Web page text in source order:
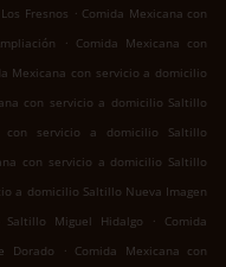
Fresnos . Comida Mexicana con
. Comida Mexicana con
Mexicana con servicio a domicilio
con servicio a domicilio Saltillo
con servicio a domicilio Saltillo
con servicio a domicilio Saltillo
a domicilio Saltillo Nueva Imagen
Miguel Hidalgo .
Comida
Dorado
. Comida Mexicana con